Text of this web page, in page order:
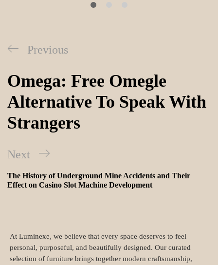
Previous
Omega: Free Omegle
Alternative To Speak With
Strangers
Next
The History of Underground Mine Accidents and Their
Effect on Casino Slot Machine Development
At Luminexe, we believe that every space deserves to feel
personal, purposeful, and beautifully designed. Our curated
selection of furniture brings together modern craftsmanship,